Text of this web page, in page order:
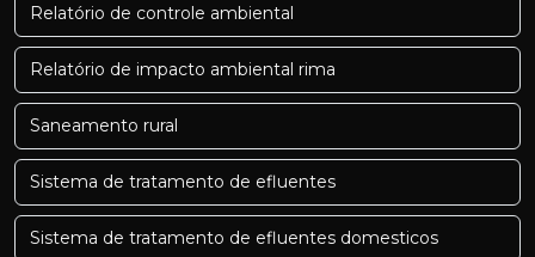
Relatório de controle ambiental
Relatório de impacto ambiental rima
Saneamento rural
Sistema de tratamento de efluentes
Sistema de tratamento de efluentes domesticos